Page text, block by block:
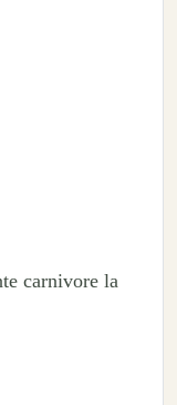
carnivore la